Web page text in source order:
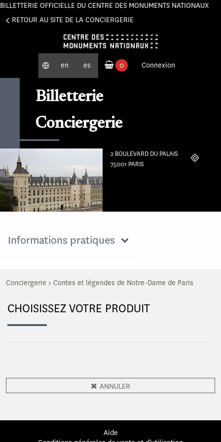
BILLETTERIE OFFICIELLE DU CENTRE DES MONUMENTS NATIONAUX
RETOUR AU SITE DE LA CONCIERGERIE
en es
0
Connexion
Billetterie
Conciergerie
2 BOULEVARD DU PALAIS
75001 PARIS
Localiser
Informations pratiques
Conciergerie > Contes et légendes de Notre-Dame de Paris
CHOISISSEZ VOTRE PRODUIT
ANNULER
Aide